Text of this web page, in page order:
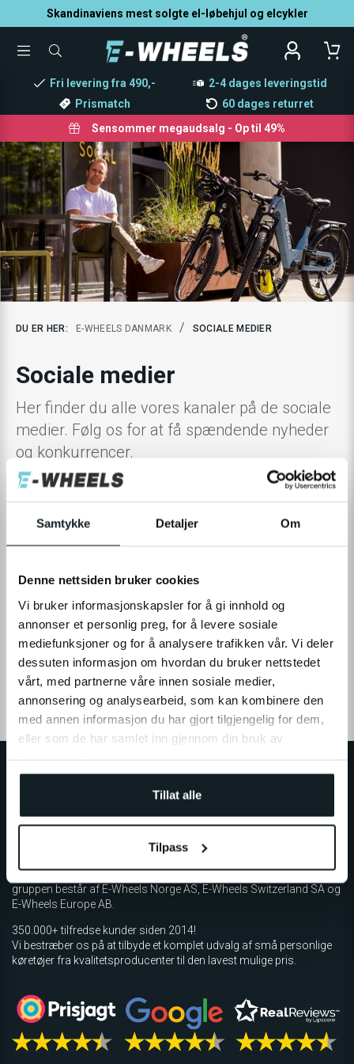
Samtykke Detaljer Om
Denne nettsiden bruker cookies
Vi bruker informasjonskapsler for å gi innhold og
annonser et personlig preg, for å levere sosiale
mediefunksjoner og for å analysere trafikken vår. Vi deler
dessuten informasjon om hvordan du bruker nettstedet
vårt, med partnerne våre innen sosiale medier,
annonsering og analysearbeid, som kan kombinere den
med annen informasjon du har gjort tilgjengelig for dem,
eller som de har samlet inn gjennom din bruk av
Tillat alle
Tilpass
Skandinaviens mest solgte el-løbehjul og elcykler
TOGGLESØG
Fri levering fra 490,-
2-4 dages leveringstid
Prismatch
60 dages returret
Sensommer megaudsalg - Op til 49%
DU ER HER: E-WHEELS DANMARK / SOCIALE MEDIER
Sociale medier
Her finder du alle vores kanaler på de sociale
medier. Følg os for at få spændende nyheder
og konkurrencer.
E-WHEELS GRUPPEN
betragtes som en pioner inden for det grønne skifte. E-Wheels-
gruppen består af E-Wheels Norge AS, E­-Wheels Switzerland SA og
E-Wheels Europe AB.
350.000+ tilfredse kunder siden 2014!
Vi bestræber os på at tilbyde et komplet udvalg af små personlige
køretøjer fra kvalitetsproducenter til den lavest mulige pris.